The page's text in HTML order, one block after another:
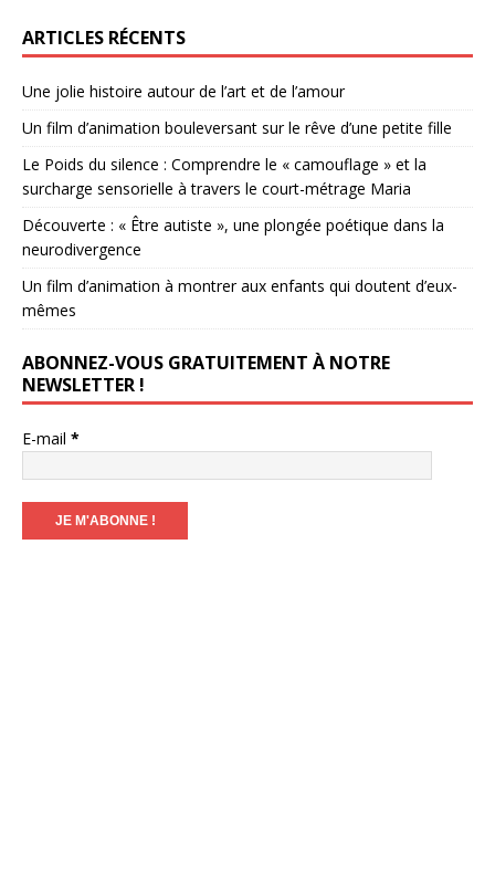
ARTICLES RÉCENTS
Une jolie histoire autour de l’art et de l’amour
Un film d’animation bouleversant sur le rêve d’une petite fille
Le Poids du silence : Comprendre le « camouflage » et la
surcharge sensorielle à travers le court-métrage Maria
Découverte : « Être autiste », une plongée poétique dans la
neurodivergence
Un film d’animation à montrer aux enfants qui doutent d’eux-
mêmes
ABONNEZ-VOUS GRATUITEMENT À NOTRE
NEWSLETTER !
E-mail *